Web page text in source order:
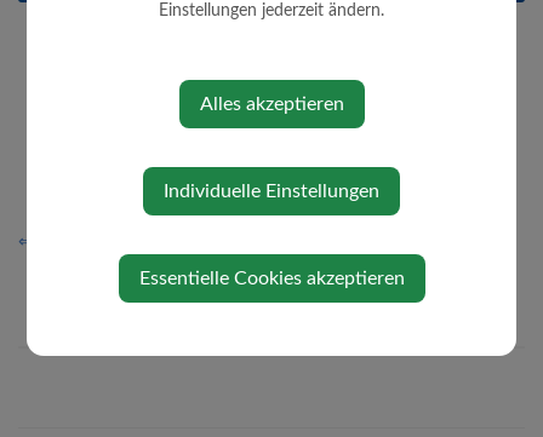
⇐ zurück
Einstellungen jederzeit ändern.
Alles akzeptieren
Individuelle Einstellungen
Essentielle Cookies akzeptieren